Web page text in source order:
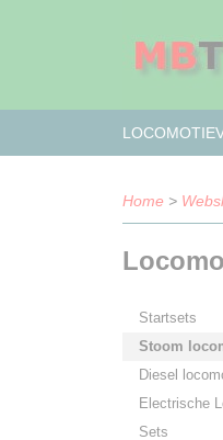
Home >
Startsets
Stoom
Diesel
Electrische
Sets